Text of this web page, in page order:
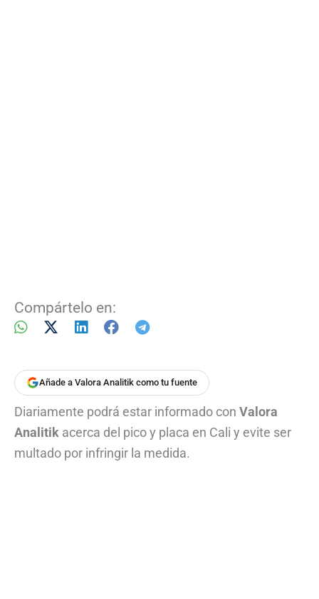
Compártelo en:
Añade a Valora Analitik como tu fuente
Diariamente podrá estar informado con Valora
Analitik acerca del pico y placa en Cali y evite ser
multado por infringir la medida.